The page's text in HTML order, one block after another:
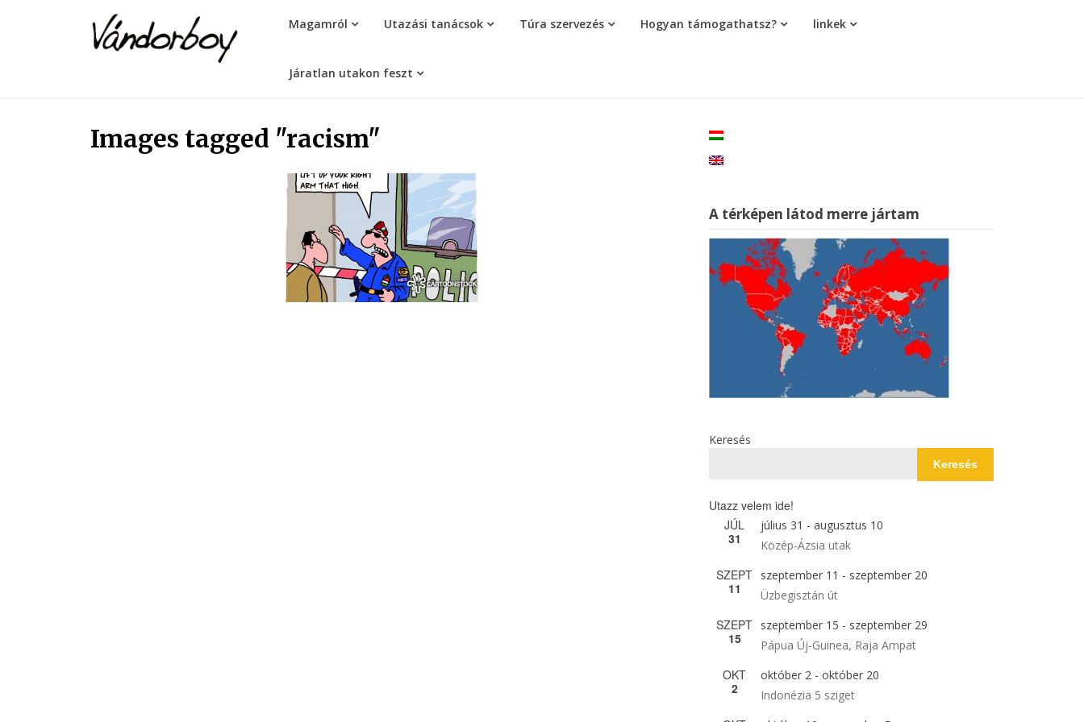
vandorboy
Magamról Utazási tanácsok Túra szervezés Hogyan támogathatsz? linkek
Járatlan utakon feszt
Images tagged "racism"
A térképen látod merre jártam
Keresés
Keresés
Utazz velem ide!
JÚL
31
július 31 - augusztus 10
Közép-Ázsia utak
SZEPT
11
szeptember 11 - szeptember 20
Üzbegisztán út
SZEPT
15
szeptember 15 - szeptember 29
Pápua Új-Guinea, Raja Ampat
OKT
2
október 2 - október 20
Indonézia 5 sziget